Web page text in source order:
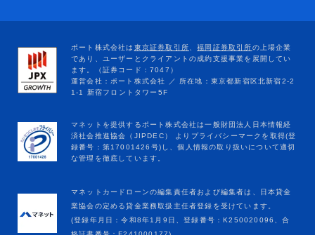
マネットカードローンの編集責任者および編集者は、日本貸金
業協会の定める貸金業務取扱主任者登録を受けています。
(登録年月日：令和8年1月9日、登録番号：K250020096、合